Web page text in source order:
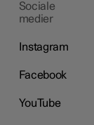
Sociale
medier
Instagram
Facebook
YouTube